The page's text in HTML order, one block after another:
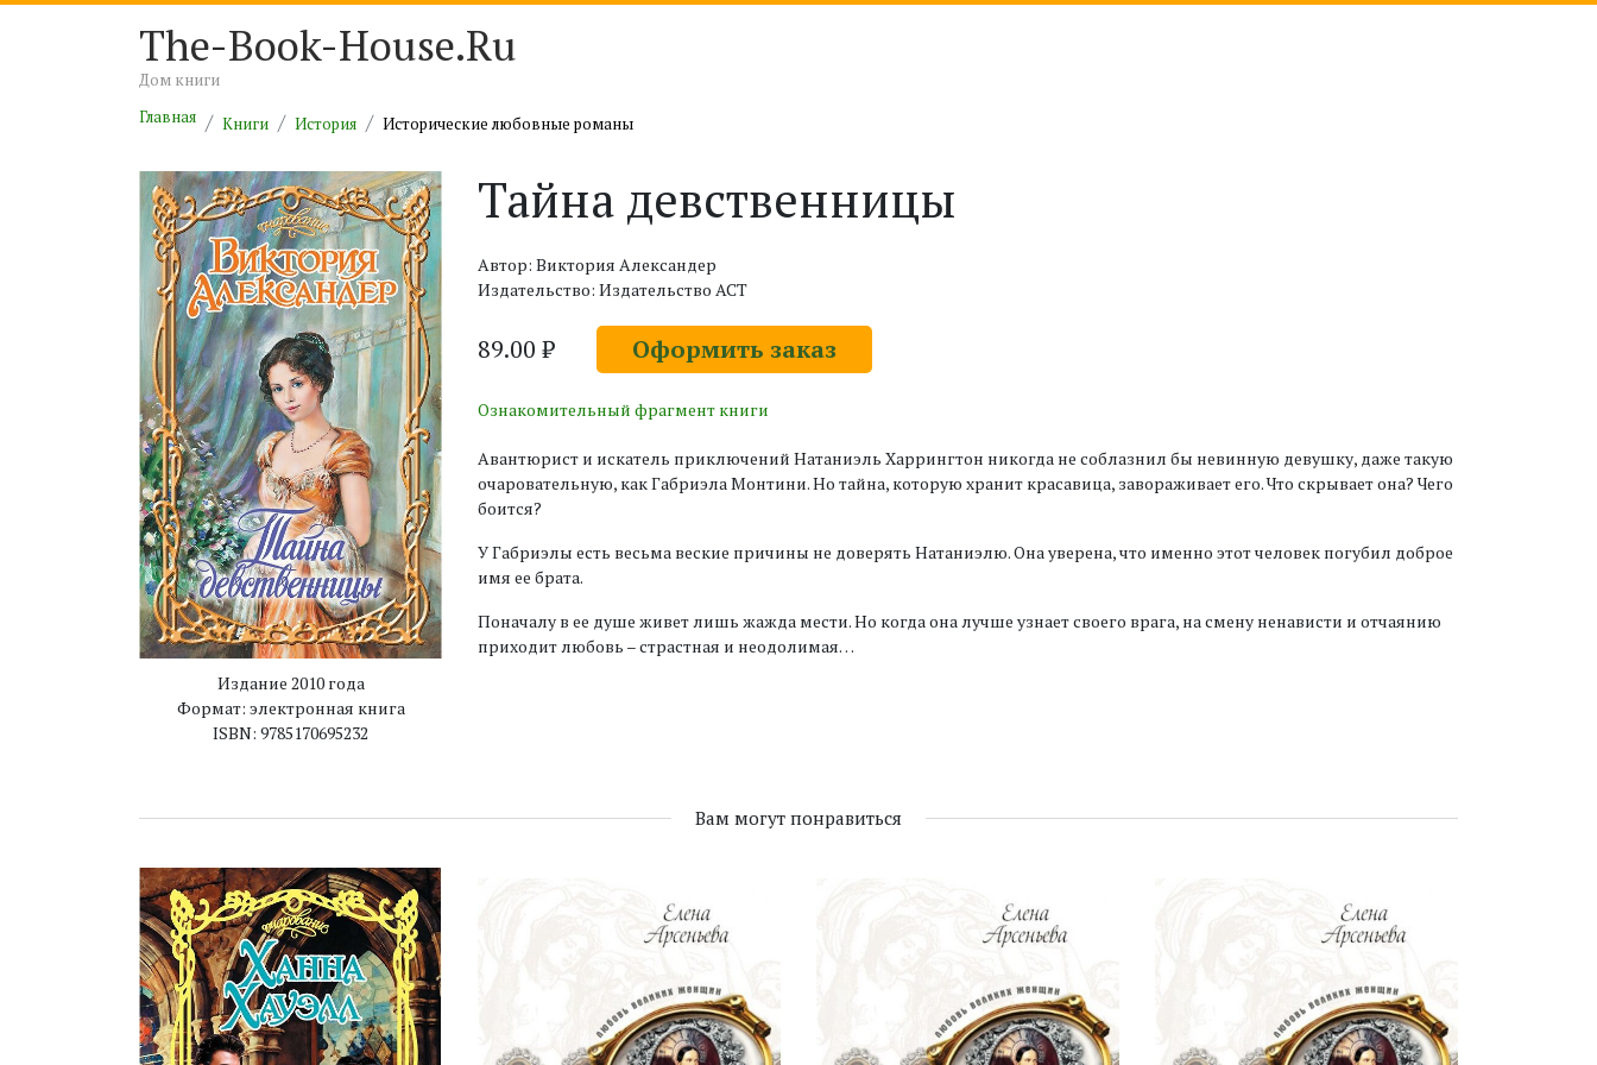
The-Book-House.Ru
Дом книги
Главная
Книги История Исторические любовные романы
Издание 2010 года
Формат: электронная книга
ISBN: 9785170695232
Тайна девственницы
Автор: Виктория Александер
Издательство: Издательство АСТ
89.00 ₽ Оформить заказ
Ознакомительный фрагмент книги
Авантюрист и искатель приключений Натаниэль Харрингтон никогда не соблазнил бы невинную девушку, даже такую
очаровательную, как Габриэла Монтини. Но тайна, которую хранит красавица, завораживает его. Что скрывает она? Чего
боится?
У Габриэлы есть весьма веские причины не доверять Натаниэлю. Она уверена, что именно этот человек погубил доброе
имя ее брата.
Поначалу в ее душе живет лишь жажда мести. Но когда она лучше узнает своего врага, на смену ненависти и отчаянию
приходит любовь – страстная и неодолимая…
Вам могут понравиться